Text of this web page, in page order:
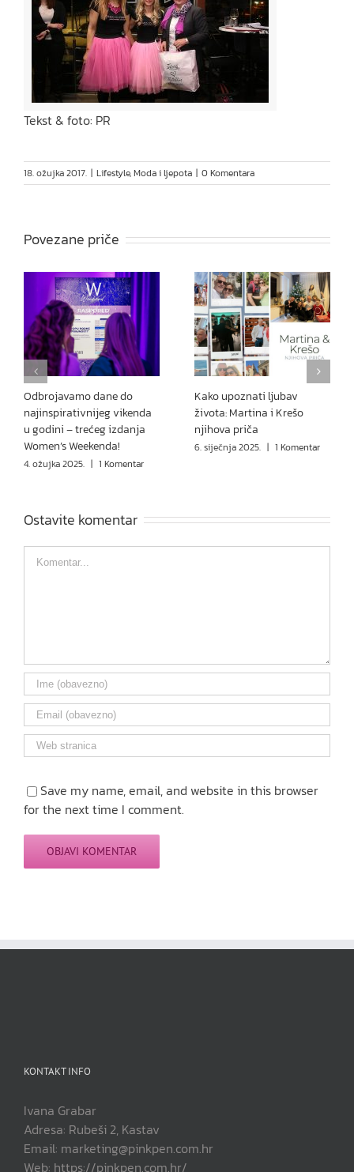
Tekst & foto: PR
18. ožujka 2017. | Lifestyle,Moda i ljepota | 0 Komentara
Povezane priče
Odbrojavamo dane do
najinspirativnijeg vikenda
u godini – trećeg izdanja
Women’s Weekenda!
4. ožujka 2025. | 1 Komentar
Kako upoznati ljubav
života: Martina i Krešo
njihova priča
6. siječnja 2025. | 1 Komentar
Ostavite komentar
Comment
Save my name, email, and website in this browser
for the next time I comment.
KONTAKT INFO
Ivana Grabar
Adresa: Rubeši 2, Kastav
Email: marketing@pinkpen.com.hr
Web: https://pinkpen.com.hr/